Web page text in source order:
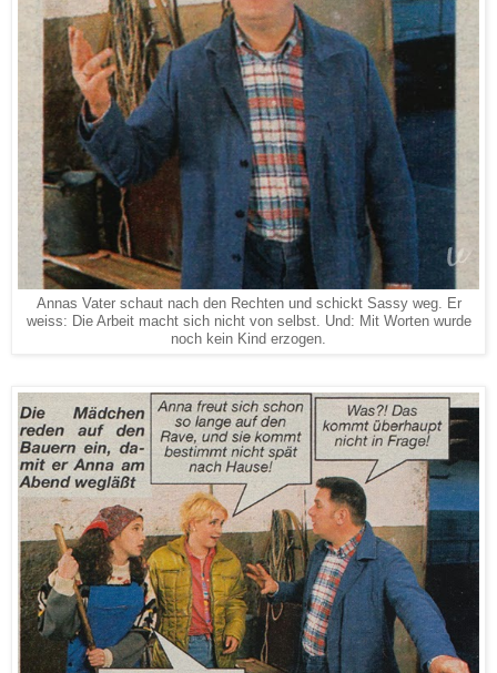
Annas Vater schaut nach den Rechten und schickt Sassy weg. Er
weiss: Die Arbeit macht sich nicht von selbst. Und: Mit Worten wurde
noch kein Kind erzogen.